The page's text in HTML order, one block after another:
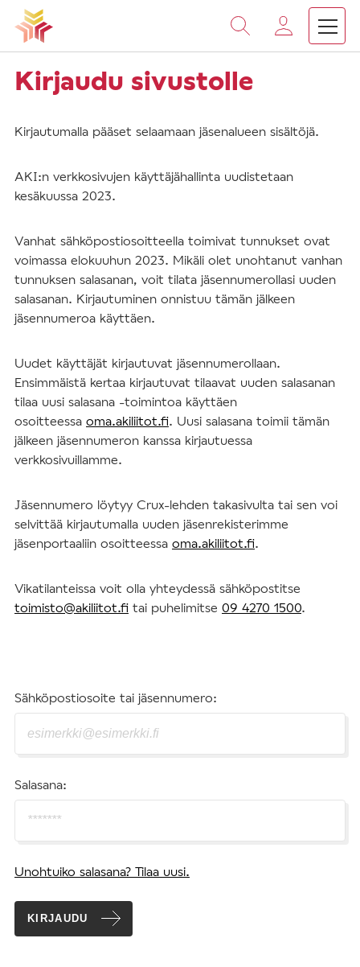
Vieritä
sisältöön
Kirjaudu sivustolle
Kirjautumalla pääset selaamaan jäsenalueen sisältöjä.
AKI:n verkkosivujen käyttäjähallinta uudistetaan
kesäkuussa 2023.
Vanhat sähköpostiosoitteella toimivat tunnukset ovat
voimassa elokuuhun 2023. Mikäli olet unohtanut vanhan
tunnuksen salasanan, voit tilata jäsennumerollasi uuden
salasanan. Kirjautuminen onnistuu tämän jälkeen
jäsennumeroa käyttäen.
Uudet käyttäjät kirjautuvat jäsennumerollaan.
Ensimmäistä kertaa kirjautuvat tilaavat uuden salasanan
tilaa uusi salasana -toimintoa käyttäen
osoitteessa oma.akiliitot.fi. Uusi salasana toimii tämän
jälkeen jäsennumeron kanssa kirjautuessa
verkkosivuillamme.
Jäsennumero löytyy Crux-lehden takasivulta tai sen voi
selvittää kirjautumalla uuden jäsenrekisterimme
jäsenportaaliin osoitteessa oma.akiliitot.fi.
Vikatilanteissa voit olla yhteydessä sähköpostitse
toimisto@akiliitot.fi tai puhelimitse 09 4270 1500.
Sähköpostiosoite tai jäsennumero:
Salasana:
Unohtuiko salasana? Tilaa uusi.
KIRJAUDU